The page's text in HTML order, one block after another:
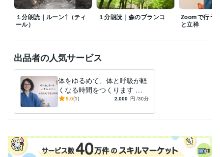
１分朗読｜ルーンᛏ（ティ
ール）
１分朗読｜森のブランコ
Zoomで行う
と立禅
出品者の人気サービス
体をゆるめて、体と呼吸が軽
くなる時間をつくります ビ
デオチャットでやさしく体を
5.0(1) 2,000 円 /30分